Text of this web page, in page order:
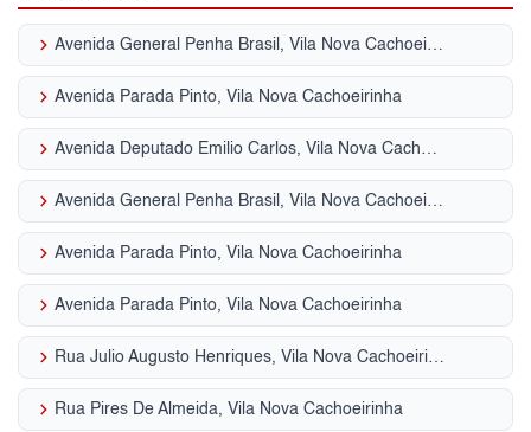
keyboard_arrow_right Avenida General Penha Brasil, Vila Nova Cachoeirinha
keyboard_arrow_right Avenida Parada Pinto, Vila Nova Cachoeirinha
keyboard_arrow_right Avenida Deputado Emilio Carlos, Vila Nova Cachoeirinha
keyboard_arrow_right Avenida General Penha Brasil, Vila Nova Cachoeirinha
keyboard_arrow_right Avenida Parada Pinto, Vila Nova Cachoeirinha
keyboard_arrow_right Avenida Parada Pinto, Vila Nova Cachoeirinha
keyboard_arrow_right Rua Julio Augusto Henriques, Vila Nova Cachoeirinha
keyboard_arrow_right Rua Pires De Almeida, Vila Nova Cachoeirinha